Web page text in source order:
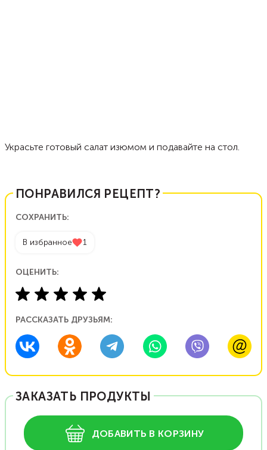
Украсьте готовый салат изюмом и подавайте на стол.
ПОНРАВИЛСЯ РЕЦЕПТ?
СОХРАНИТЬ:
В избранное 1
ОЦЕНИТЬ:
РАССКАЗАТЬ ДРУЗЬЯМ:
ЗАКАЗАТЬ ПРОДУКТЫ
ДОБАВИТЬ В КОРЗИНУ